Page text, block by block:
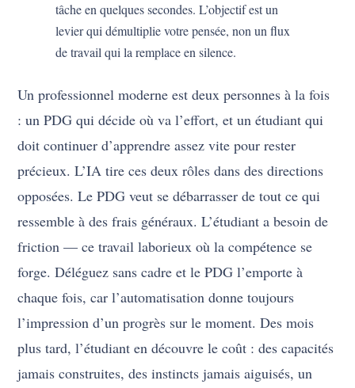
tâche en quelques secondes. L’objectif est un
levier qui démultiplie votre pensée, non un flux
de travail qui la remplace en silence.
Un professionnel moderne est deux personnes à la fois
: un PDG qui décide où va l’effort, et un étudiant qui
doit continuer d’apprendre assez vite pour rester
précieux. L’IA tire ces deux rôles dans des directions
opposées. Le PDG veut se débarrasser de tout ce qui
ressemble à des frais généraux. L’étudiant a besoin de
friction — ce travail laborieux où la compétence se
forge. Déléguez sans cadre et le PDG l’emporte à
chaque fois, car l’automatisation donne toujours
l’impression d’un progrès sur le moment. Des mois
plus tard, l’étudiant en découvre le coût : des capacités
jamais construites, des instincts jamais aiguisés, un